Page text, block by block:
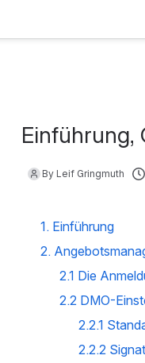
Einführung,
By Leif Gringmuth
1. Einführung
2.
2.1 Die
2.2 DMO-
2.2.1
2.2.2